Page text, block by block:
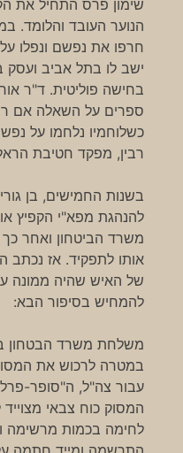
שימון פרס התחיל את
הנוער העובד והלומד.
חרפו את נפשם ונפלו
ישב לו בתל אביב ועסק
בחישה פוליטית. ד"ר
ספרים על השאלה אם
כשלוחמיו נלחמו על
רבין, מפקד חטיבת
בשנות החמישים, בן
משרד הביטחון ואחר
אותו לתפקיד. אז נכתב
של האיש שהיה ממונה
להמחיש בסיפור הבא:
משלחת משרד הבטחון
במטרה לרכוש את
עבור צה"ל, ה"סופר-
המסוק כוח צבאי מצוייד
לחימה בכמות מרשימה